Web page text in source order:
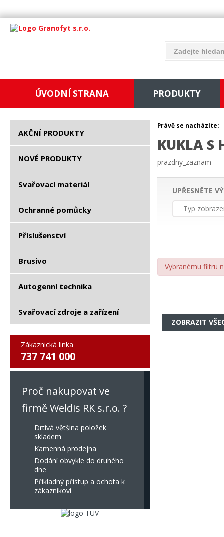
ÚVODNÍ STRANA PRODUKTY
AKČNÍ PRODUKTY
NOVÉ PRODUKTY
Svařovací materiál
Ochranné pomůcky
Příslušenství
Brusivo
Autogenní technika
Svařovací zdroje a zařízení
Zákaznická linka
737 741 000
Proč nakupovat ve
firmě Weldis RK s.r.o. ?
Drtivá většina položek
skladem
Kamenná prodejna
Dodání obvykle do druhého
dne
Příkladný přístup a ochota k
zákazníkovi
Právě se nacházíte:
KUKLA S
prazdny_zaznam
UPŘESNĚTE
Typ
Vybranému filtru
ZOBRAZIT